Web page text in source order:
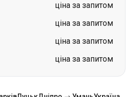
ціна за запитом
ціна за запитом
ціна за запитом
ціна за запитом